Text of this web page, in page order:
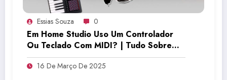
Essias Souza 0
Em Home Studio Uso Um Controlador
Ou Teclado Com MIDI? | Tudo Sobre
Teclado Musical
16 De Março De 2025